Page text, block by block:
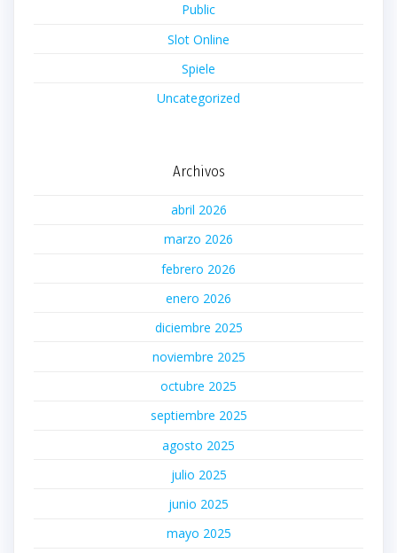
Public
Slot Online
Spiele
Uncategorized
Archivos
abril 2026
marzo 2026
febrero 2026
enero 2026
diciembre 2025
noviembre 2025
octubre 2025
septiembre 2025
agosto 2025
julio 2025
junio 2025
mayo 2025